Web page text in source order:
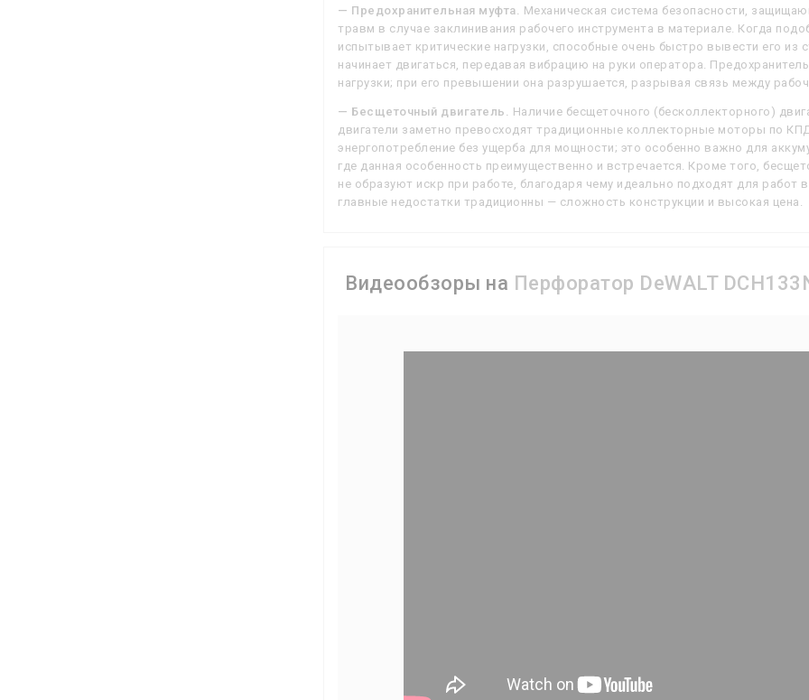
— Предохранительная муфта.
Механическая система безопасности,
травм в случае заклинивания рабочего инструмента в материале. Когда
испытывает критические нагрузки, способные очень быстро вывести его
начинает двигаться, передавая вибрацию на руки оператора.
нагрузки; при его превышении она разрушается, разрывая связь между
— Бесщеточный двигатель.
Наличие бесщеточного (бесколлекторного)
двигатели заметно превосходят традиционные коллекторные моторы по
энергопотребление без ущерба для мощности; это особенно важно для
где данная особенность преимущественно и встречается. Кроме того,
не образуют искр при работе, благодаря чему идеально подходят для
главные недостатки традиционны — сложность конструкции и высокая цена.
Видеообзоры на Перфоратор DeWALT